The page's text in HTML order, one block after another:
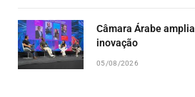
Câmara Árabe
inovação
05/08/2026